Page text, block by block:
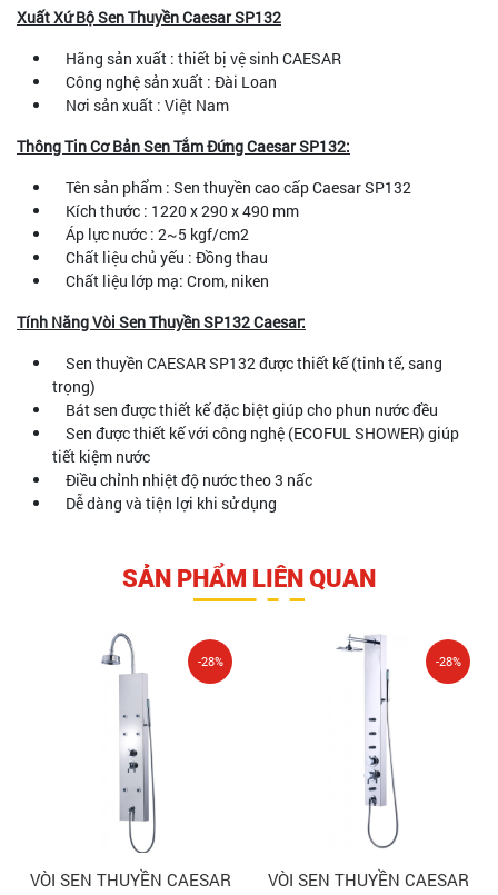
Xuất Xứ Bộ Sen Thuyền Caesar SP132
Hãng sản xuất : thiết bị vệ sinh CAESAR
Công nghệ sản xuất : Đài Loan
Nơi sản xuất : Việt Nam
Thông Tin Cơ Bản Sen Tắm Đứng Caesar SP132:
Tên sản phẩm : Sen thuyền cao cấp Caesar SP132
Kích thước : 1220 x 290 x 490 mm
Áp lực nước : 2~5 kgf/cm2
Chất liệu chủ yếu : Đồng thau
Chất liệu lớp mạ: Crom, niken
Tính Năng Vòi Sen Thuyền SP132 Caesar:
Sen thuyền CAESAR SP132 được thiết kế (tinh tế, sang
trọng)
Bát sen được thiết kế đặc biệt giúp cho phun nước đều
Sen được thiết kế với công nghệ (ECOFUL SHOWER) giúp
tiết kiệm nước
Điều chỉnh nhiệt độ nước theo 3 nấc
Dễ dàng và tiện lợi khi sử dụng
SẢN PHẨM LIÊN QUAN
VÒI SEN THUYỀN CAESAR
-28%
VÒI SEN THUYỀN CAESAR
-28%